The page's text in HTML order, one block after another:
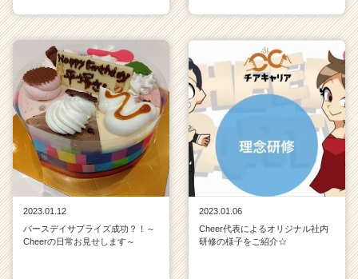
2023.01.12
バースデイサプライズ成功？！～
Cheerの日常お見せします～
2023.01.06
Cheer代表によるオリジナル社内
研修の様子をご紹介☆